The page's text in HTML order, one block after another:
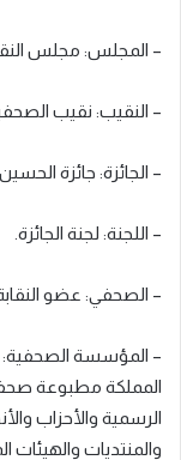
– المجلس: مجلس
– النقيب: نقيب
– الجائزة: جائزة
– اللجنة: لجنة الجائزة.
– الصحفي: عضو
– المؤسسة
المملكة مطبوعة
الرسمية والأحزاب
والمنتديات والهيئات